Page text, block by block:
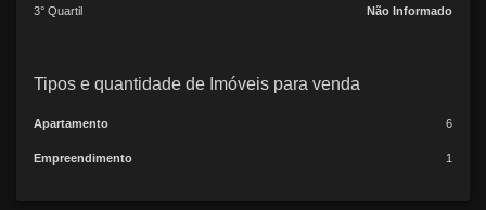
3° Quartil Não Informado
Tipos e quantidade de Imóveis para venda
Apartamento 6
Empreendimento 1